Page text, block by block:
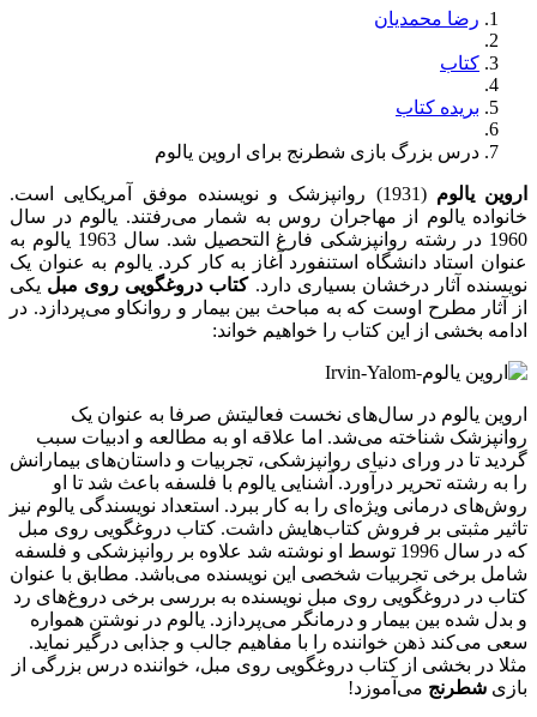
رضا محمدیان
کتاب
بریده کتاب
درس بزرگ بازی شطرنج برای اروین یالوم
اروین یالوم
(1931) روانپزشک و نویسنده موفق آمریکایی است.
خانواده یالوم از مهاجران روس به شمار می‌رفتند. یالوم در سال
1960 در رشته روانپزشکی فارغ التحصیل شد. سال 1963 یالوم به
عنوان استاد دانشگاه استنفورد آغاز به کار کرد. یالوم به عنوان یک
نویسنده آثار درخشان بسیاری دارد.کتاب دروغگویی روی مبل یکی
از آثار مطرح اوست که به مباحث بین بیمار و روانکاو می‌پردازد. در
ادامه بخشی از این کتاب را خواهیم خواند:
اروین یالوم در سال‌های نخست فعالیتش صرفا به عنوان یک
روانپزشک شناخته می‌شد. اما علاقه او به مطالعه و ادبیات سبب
گردید تا در ورای دنیای روانپزشکی، تجربیات و داستان‌های بیمارانش
را به رشته تحریر درآورد. آشنایی یالوم با فلسفه باعث شد تا او
روش‌های درمانی ویژه‌ای را به کار ببرد. استعداد نویسندگی یالوم نیز
تاثیر مثبتی بر فروش کتاب‌هایش داشت. کتاب دروغگویی روی مبل
که در سال 1996 توسط او نوشته شد علاوه بر روانپزشکی و فلسفه
شامل برخی تجربیات شخصی این نویسنده می‌باشد. مطابق با عنوان
کتاب در دروغگویی روی مبل نویسنده به بررسی برخی دروغ‌های رد
و بدل شده بین بیمار و درمانگر می‌پردازد. یالوم در نوشتن همواره
سعی می‌کند ذهن خواننده را با مفاهیم جالب و جذابی درگیر نماید.
مثلا در بخشی از کتاب دروغگویی روی مبل، خواننده درس بزرگی از
بازی شطرنج می‌آموزد!